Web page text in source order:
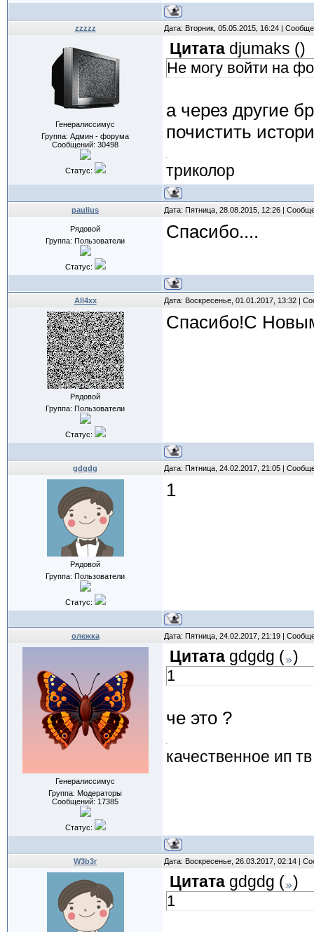
zzzzz Дата: Вторник, 05.05.2015, 16:24 |
Генералиссимус
Группа: Админ - форума
Сообщений: 30498
Статус:
Цитата djumaks ()
Не могу войти на
а через другие
почистить
триколор
paulius Дата: Пятница, 28.08.2015, 12:26 |
Рядовой
Группа: Пользователи
Статус:
Спасибо....
All4xx Дата: Воскресенье, 01.01.2017, 13:32 |
Рядовой
Группа: Пользователи
Статус:
Спасибо!C
gdgdg Дата: Пятница, 24.02.2017, 21:05 |
Рядовой
Группа: Пользователи
Статус:
1
олежка Дата: Пятница, 24.02.2017, 21:19 |
Генералиссимус
Группа: Модераторы
Сообщений: 17385
Статус:
Цитата gdgdg ( )
1
че это ?
качественное ип
W3b3r Дата: Воскресенье, 26.03.2017, 02:14 |
Цитата gdgdg ( )
1